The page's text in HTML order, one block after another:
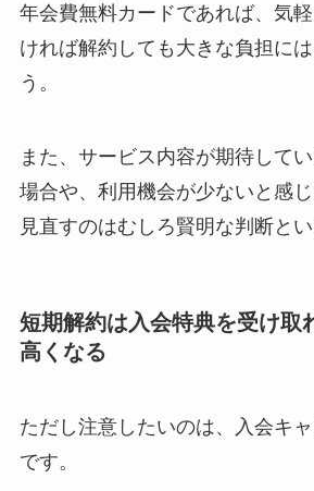
い時
する
年会費無料カードであれば、気
ければ解約しても大きな負担に
う。
また、サービス内容が期待して
場合や、利用機会が少ないと感
見直すのはむしろ賢明な判断とい
短期解約は入会特典を受け取
高くなる
ただし注意したいのは、入会キ
です。